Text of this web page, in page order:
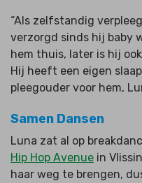
“Als zelfstandig
verzorgd sinds hij baby
hem thuis, later is hij
Hij heeft een eigen
pleegouder voor hem,
Samen Dansen
Luna zat al op
Hip Hop Avenue in
haar weg te brengen,